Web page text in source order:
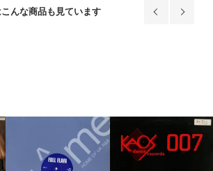
んな商品も見ています